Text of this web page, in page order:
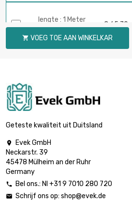
lengte : 1 Meter
diameter : 12mm
€ 65,70
lengte : 1 Meter
diameter : 16mm
lengte : 1 Meter
 VOEG TOE AAN WINKELKAR
Geteste kwaliteit uit Duitsland

Evek GmbH
Neckarstr. 39
45478 Mülheim an der Ruhr
Germany
 Bel ons.: Nl +31 9 7010 280 720
 Schrijf ons op: shop@evek.de